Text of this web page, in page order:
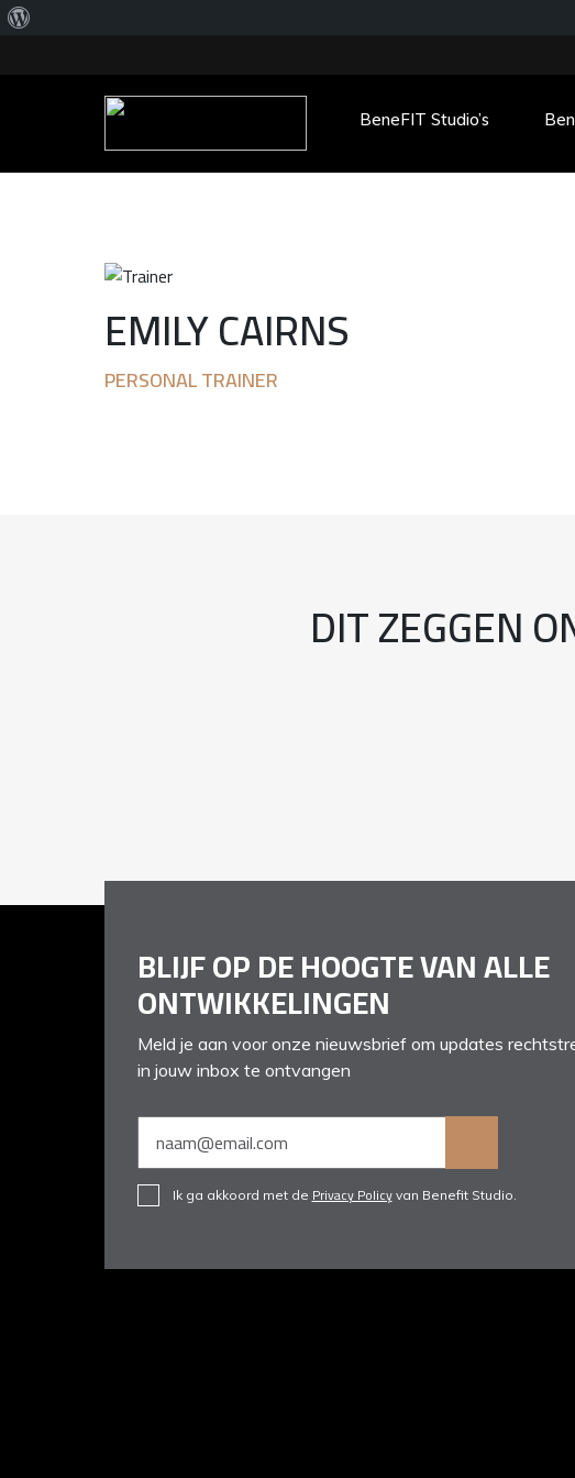
Main Menu
BeneFIT Studio’s
EMILY CAIRNS
PERSONAL TRAINER
DIT ZEGGEN
BLIJF OP DE HOOGTE VAN ALLE
ONTWIKKELINGEN
Meld je aan voor onze nieuwsbrief om updates
in jouw inbox te ontvangen
Ik ga akkoord met de Privacy Policyvan Benefit Studio.